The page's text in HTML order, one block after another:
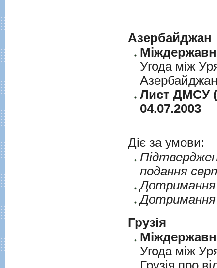
Азербайджан
Угода між
Лист ДМСУ
04.07.2003
Діє за умови:
подання
Дотримання
Дотримання
Грузія
Угода між